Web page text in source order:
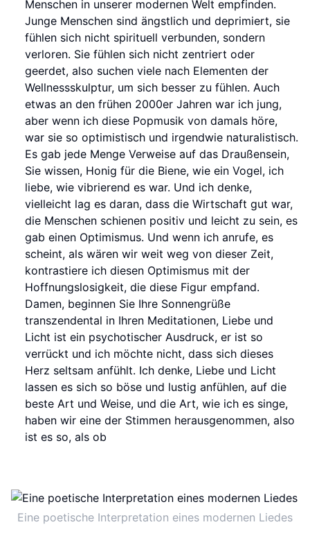
Menschen in unserer modernen Welt empfinden.
Junge Menschen sind ängstlich und deprimiert, sie
fühlen sich nicht spirituell verbunden, sondern
verloren. Sie fühlen sich nicht zentriert oder
geerdet, also suchen viele nach Elementen der
Wellnessskulptur, um sich besser zu fühlen. Auch
etwas an den frühen 2000er Jahren war ich jung,
aber wenn ich diese Popmusik von damals höre,
war sie so optimistisch und irgendwie naturalistisch.
Es gab jede Menge Verweise auf das Draußensein,
Sie wissen, Honig für die Biene, wie ein Vogel, ich
liebe, wie vibrierend es war. Und ich denke,
vielleicht lag es daran, dass die Wirtschaft gut war,
die Menschen schienen positiv und leicht zu sein, es
gab einen Optimismus. Und wenn ich anrufe, es
scheint, als wären wir weit weg von dieser Zeit,
kontrastiere ich diesen Optimismus mit der
Hoffnungslosigkeit, die diese Figur empfand.
Damen, beginnen Sie Ihre Sonnengrüße
transzendental in Ihren Meditationen, Liebe und
Licht ist ein psychotischer Ausdruck, er ist so
verrückt und ich möchte nicht, dass sich dieses
Herz seltsam anfühlt. Ich denke, Liebe und Licht
lassen es sich so böse und lustig anfühlen, auf die
beste Art und Weise, und die Art, wie ich es singe,
haben wir eine der Stimmen herausgenommen, also
ist es so, als ob
Eine poetische Interpretation eines modernen Liedes